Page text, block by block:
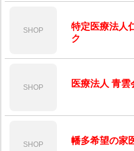
SHOP
特定医療法人
ク
SHOP 医療法人 青雲
SHOP 幡多希望の家